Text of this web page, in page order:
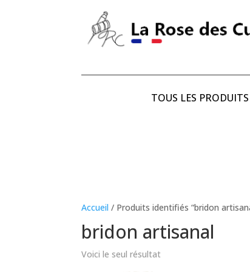
TOUS LES PRODUITS
Accueil / Produits identifiés “bridon
bridon artisanal
Voici le seul résultat